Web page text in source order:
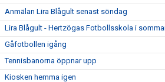
Anmälan Lira Blågult senast söndag
Lira Blågult - Hertzögas Fotbollsskola i
Gåfotbollen igång
Tennisbanorna öppnar upp
Kiosken hemma igen